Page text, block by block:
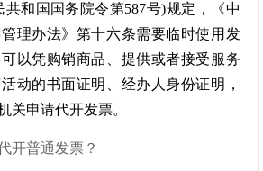
和国国务院令第587号)规定，《中
理办法》第十六条需要临时使用发
以凭购销商品、提供或者接受服务
动的书面证明、经办人身份证明，
关申请代开发票。